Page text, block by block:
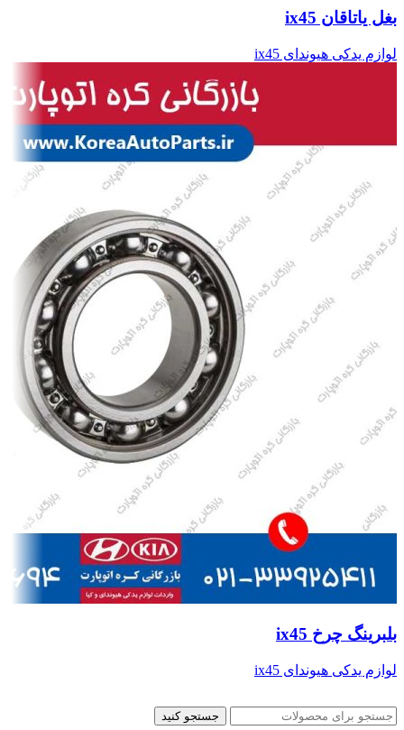
بغل یاتاقان ix45
لوازم یدکی هیوندای ix45
بلبرینگ چرخ ix45
لوازم یدکی هیوندای ix45
جستجو کنید